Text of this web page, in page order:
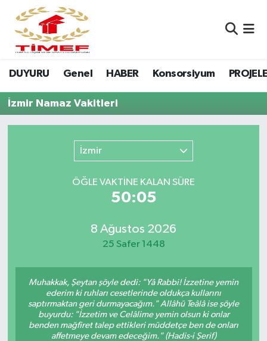
DUYURU Genel HABER Konsorsiyum
İzmir Namaz Vakitleri
İzmir
ÖĞLE VAKTİNE KALAN SÜRE
50:05
8 Ağustos 2026
25 Safer 1448
Muhakkak, Şeytan şöyle dedi: "Yâ Rabbi! İzzetine yemin
ederim ki ruhları cesetlerinde oldukça kullarını
saptırmaktan geri durmayacağım." Allâhü Teâlâ ise şöyle
buyurdu: "İzzetim ve Celâlime yemin olsun ki onlar
benden mağfiret talep ettikleri müddetçe ben de onları
affetmeye devam edeceğim." (Hadis-i Şerif)
Anasayfa Kutu
Anasayfa Manşet
Canlı Yayın
Konsorsiyum
PROJECTS
Nöbetçi Eczaneler
Hava Durumu
Namaz Vakitleri
Son Dakika Haberleri